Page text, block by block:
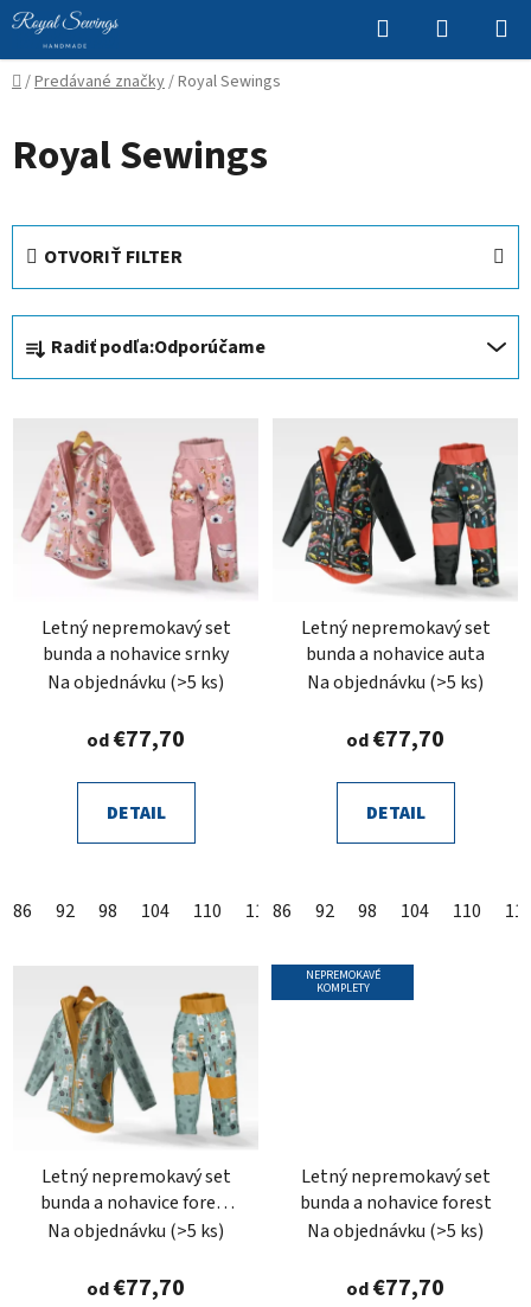
Prejsť
na
obsah
Hľadať
KOŠÍK
Domov
/Predávané značky/Royal Sewings
Royal Sewings
OTVORIŤ FILTER
R
d
e
p
Radiť podľa:Odporúčame
s
Letný nepremokavý set
bunda a nohavice srnky
Na objednávku (>5 ks)
od€77,70
DETAIL
86 92 98 104 110 116 122 128 134 140
Letný nepremokavý set
bunda a nohavice auta
Na objednávku (>5 ks)
od€77,70
DETAIL
86 92 98 104 110
Letný nepremokavý set
bunda a nohavice forest
mentol
Na objednávku (>5 ks)
od€77,70
NEPREMOKAVÉ
KOMPLETY
Letný nepremokavý set
bunda a nohavice forest
Na objednávku (>5 ks)
od€77,70